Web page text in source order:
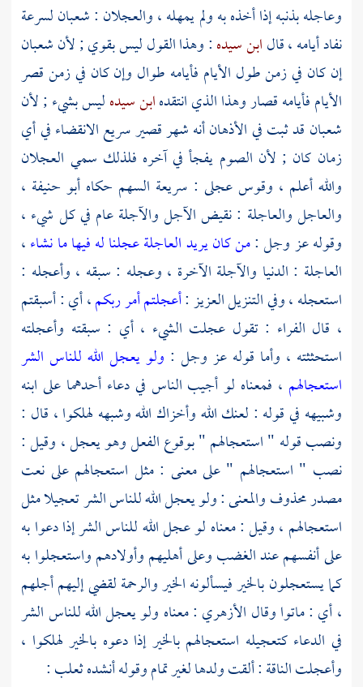
وعاجله بذنبه إذا أخذه به ولم يمهله ، والعجلان : شعبان لسرعة
نفاد أيامه ، قالابن سيده: وهذا القول ليس بقوي ; لأن شعبان
إن كان في زمن طول الأيام فأيامه طوال وإن كان في زمن قصر
الأيام فأيامه قصار وهذا الذي انتقدهابن سيدهليس بشيء ; لأن
شعبان قد ثبت في الأذهان أنه شهر قصير سريع الانقضاء في أي
زمان كان ; لأن الصوم يفجأ في آخره فلذلك سمي العجلان
والله أعلم ، وقوس عجلى : سريعة السهم حكاه أبو حنيفة ،
والعاجل والعاجلة : نقيض الآجل والآجلة عام في كل شيء ،
وقوله عز وجل :من كان يريد العاجلة عجلنا له فيها ما نشاء،
العاجلة : الدنيا والآجلة الآخرة ، وعجله : سبقه ، وأعجله :
استعجله ، وفي التنزيل العزيز :أعجلتم أمر ربكم، أي : أسبقتم
، قال الفراء : تقول عجلت الشيء ، أي : سبقته وأعجلته
استحثثته ، وأما قوله عز وجل : ولو يعجل الله للناس الشر
استعجالهم ، فمعناه لو أجيب الناس في دعاء أحدهما على ابنه
وشبيهه في قوله : لعنك الله وأخزاك الله وشبهه لهلكوا ، قال :
ونصب قوله " استعجالهم " بوقوع الفعل وهو يعجل ، وقيل :
نصب " استعجالهم " على معنى : مثل استعجالهم على نعت
مصدر محذوف والمعنى : ولو يعجل الله للناس الشر تعجيلا مثل
استعجالهم ، وقيل : معناه لو عجل الله للناس الشر إذا دعوا به
على أنفسهم عند الغضب وعلى أهليهم وأولادهم واستعجلوا به
كما يستعجلون بالخير فيسألونه الخير والرحمة لقضي إليهم أجلهم
، أي : ماتوا وقال الأزهري : معناه ولو يعجل الله للناس الشر
في الدعاء كتعجيله استعجالهم بالخير إذا دعوه بالخير لهلكوا ،
وأعجلت الناقة : ألقت ولدها لغير تمام وقوله أنشدهثعلب: